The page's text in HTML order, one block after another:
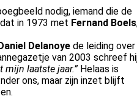
nodig, iemand die de
in 1973 met Fernand Boels
Delanoye de leiding over
van 2003 schreef
mijn laatste jaar.”Helaas is
ons, maar zijn inzet blijft